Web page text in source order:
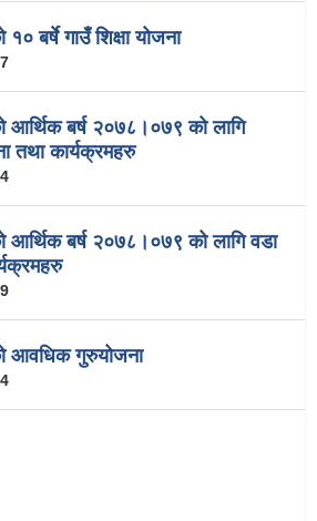
बर्षे गाउँ शिक्षा योजना
आर्थिक बर्ष २०७८।०७९ को लागि
तथा कार्यक्रमहरु
आर्थिक बर्ष २०७८।०७९ को लागि वडा
आवधिक गुरुयोजना